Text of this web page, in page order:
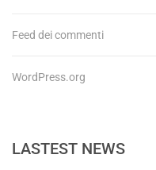
Feed dei commenti
WordPress.org
LASTEST NEWS